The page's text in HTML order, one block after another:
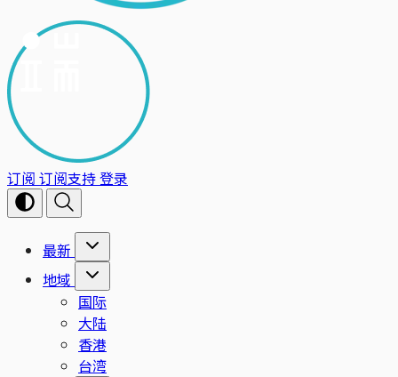
订阅 订阅支持登录
最新
地域
国际
大陆
香港
台湾